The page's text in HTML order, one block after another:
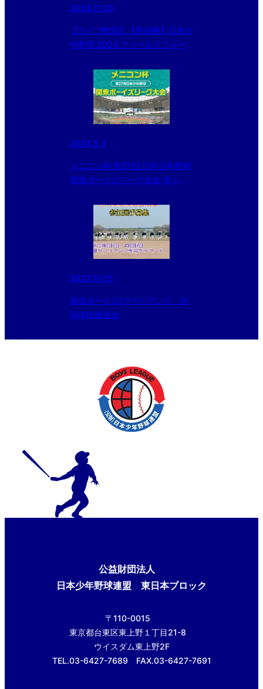
2024.11.20
【ライブ配信】【準決勝】日本少
年野球 2024 フィールドフォー
生大会
2024.5.3
メニコン杯 第27回 日本少年野球
関東ボーイズリーグ大会 準々決
2023.10.15
新宿ボーイズ/ヴァリアンツ 合
同体験練習会
公益財団法人
日本少年野球連盟 東日本ブロック
〒110-0015
東京都台東区東上野１丁目21-8
ウイスダム東上野2F
TEL.03-6427-7689 FAX.03-6427-7691